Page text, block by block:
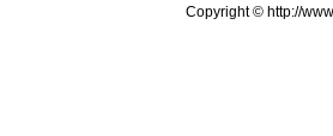
Copyright © http://